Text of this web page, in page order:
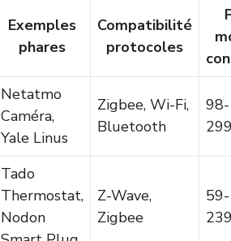
Exemples
phares
Compatibilité
protocoles
Netatmo
Caméra,
Yale Linus
Zigbee, Wi-Fi,
Bluetooth
98-
Tado
Thermostat,
Nodon
Z-Wave,
Zigbee
59-